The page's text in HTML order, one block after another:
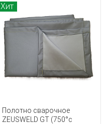
Хит
Полотно сварочное
ZEUSWELD GT (750°с